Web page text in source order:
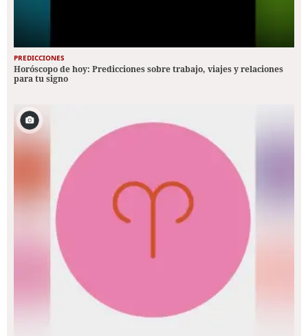
PREDICCIONES
Horóscopo de hoy: Predicciones sobre trabajo, viajes y relaciones
para tu signo